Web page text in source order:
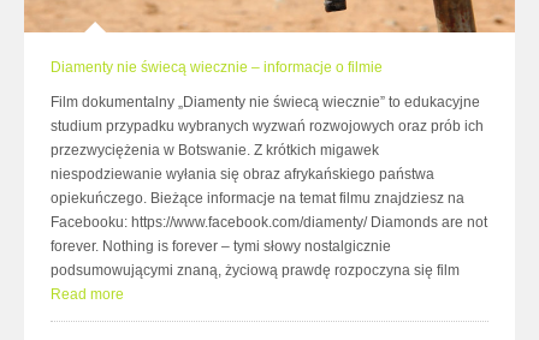
Diamenty nie świecą wiecznie – informacje o filmie
Film dokumentalny „Diamenty nie świecą wiecznie” to edukacyjne
studium przypadku wybranych wyzwań rozwojowych oraz prób ich
przezwyciężenia w Botswanie. Z krótkich migawek
niespodziewanie wyłania się obraz afrykańskiego państwa
opiekuńczego. Bieżące informacje na temat filmu znajdziesz na
Facebooku: https://www.facebook.com/diamenty/ Diamonds are not
forever. Nothing is forever – tymi słowy nostalgicznie
podsumowującymi znaną, życiową prawdę rozpoczyna się film
Read more